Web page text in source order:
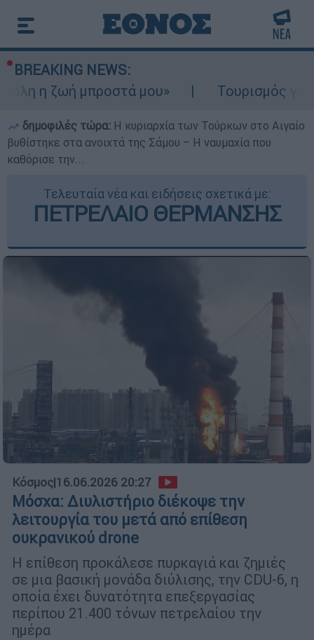
BREAKING NEWS:
μπροστά μου»
Τουρισμός για Ολους
δημοφιλές τώρα: Η κυριαρχία των Τούρκων στο Αιγαίο
βυθίστηκε στα ανοιχτά της Σάμου – Η ναυμαχία που
καθόρισε την...
Τελευταία νέα και ειδήσεις σχετικά με:
ΠΕΤΡΕΛΑΙΟ ΘΕΡΜΑΝΣΗΣ
Κόσμος|16.06.2026 20:27
Μόσχα: Διυλιστήριο διέκοψε την
λειτουργία του μετά από επίθεση
ουκρανικού drone
Η επίθεση προκάλεσε πυρκαγιά και ζημιές
σε μια βασική μονάδα διύλισης, την CDU-6, η
οποία έχει δυνατότητα επεξεργασίας
περίπου 21.400 τόνων πετρελαίου την
ημέρα